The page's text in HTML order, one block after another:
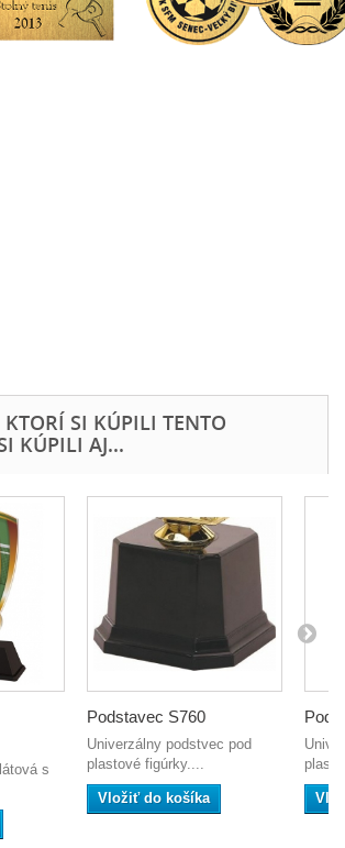
SI KÚPILI TENTO
KÚPILI AJ...
s
Podstavec S760
Univerzálny podstvec pod
plastové figúrky....
Vložiť do košíka